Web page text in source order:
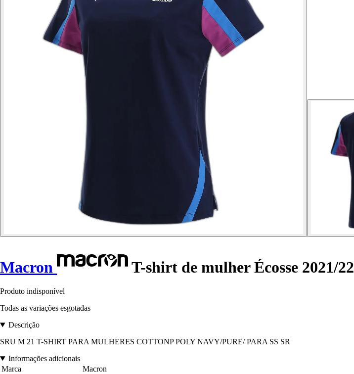
Macron T-shirt de mulher Écosse 2021/22
Produto indisponível
Todas as variações esgotadas
Descrição
SRU M 21 T-SHIRT PARA MULHERES COTTONP POLY NAVY/PURE/ PARA SS SR
Informações adicionais
Marca
Macron